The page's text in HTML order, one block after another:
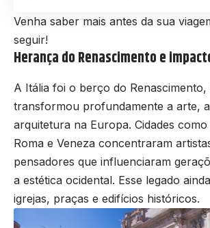
Venha saber mais antes da sua
seguir!
Herança do Renascimento e
A Itália foi o berço do
transformou profundamente a arte,
arquitetura na Europa. Cidades
Roma e Veneza concentraram
pensadores que influenciaram
a estética ocidental. Esse legado
igrejas, praças e edifícios históricos.